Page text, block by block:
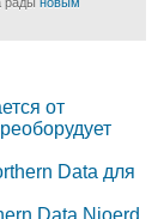
от
Data для
Data Njoerd